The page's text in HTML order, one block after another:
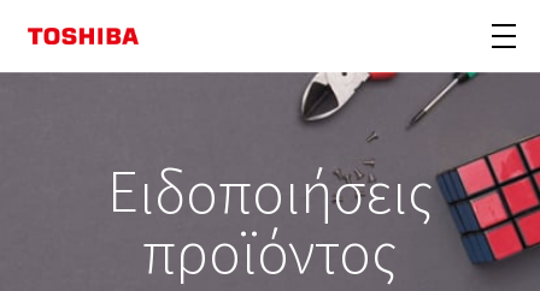
Ειδοποιήσεις
προϊόντος